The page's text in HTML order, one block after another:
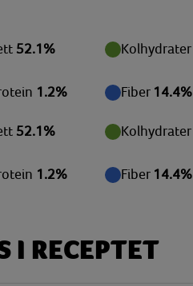
52.1% Kolhydrater
1.2% Fiber 14.4%
52.1% Kolhydrater
1.2% Fiber 14.4%
I RECEPTET